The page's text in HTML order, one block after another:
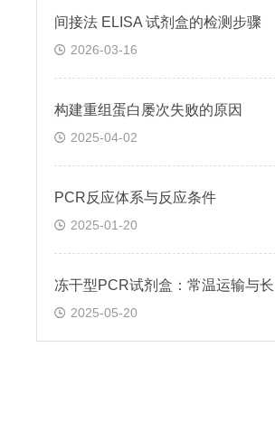
间接法 ELISA 试剂盒的检测步骤
2026-03-16
构建重组蛋白屡次失败的原因
2025-04-02
​PCR反应体系与反应条件
2025-01-20
2025-05-20